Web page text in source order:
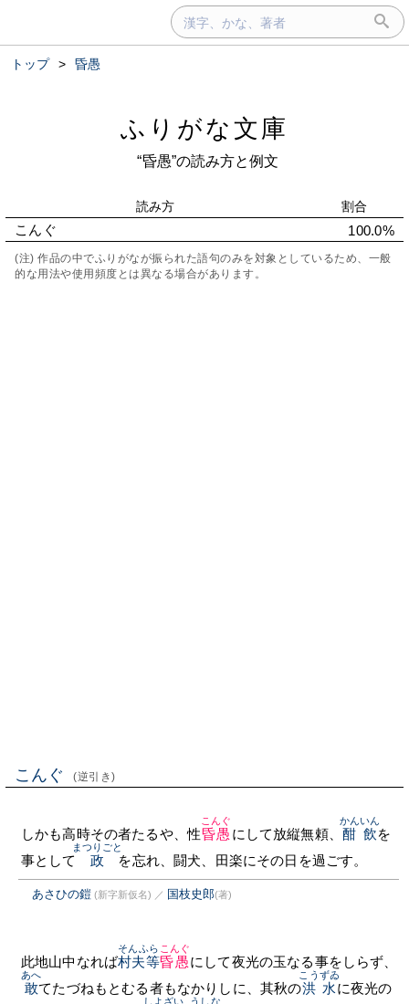
トップ > 昏愚
ふりがな文庫
“昏愚”の読み方と例文
読み方 割合
こんぐ 100.0%
(注) 作品の中でふりがなが振られた語句のみを対象としているため、一般
的な用法や使用頻度とは異なる場合があります。
こんぐ (逆引き)
しかも高時その者たるや、性昏愚
こんぐ
にして放縦無頼、 酣飲
かんいん
を
事として
政
まつりごと
を忘れ、闘犬、田楽にその日を過ごす。
あさひの鎧 (新字新仮名) ／ 国枝史郎(著)
此地山中なれば村夫等
そんふら
昏愚
こんぐ
にして夜光の玉なる事をしらず、
敢
あへ
てたづねもとむる者もなかりしに、其秋の洪水
こうずゐ
に夜光の
しよざい うしな